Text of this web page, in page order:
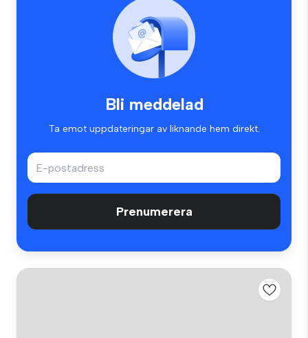
Bli meddelad
Ta emot uppdateringar av liknande hem direkt.
Prenumerera